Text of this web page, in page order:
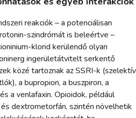
reakciók – a potenciálisan
szindrómát is beleértve –
klorid kerülendő olyan
ingerületátvitelt serkentő
közé tartoznak az SSRI-k (szelektív
a bupropion, a buszpiron, a
a venlafaxin. Opioidok, például
dextrometorfán, szintén növelhetik